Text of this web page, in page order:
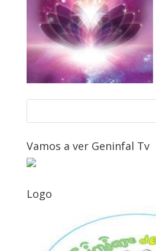
Vamos a ver Geninfal Tv
Logo